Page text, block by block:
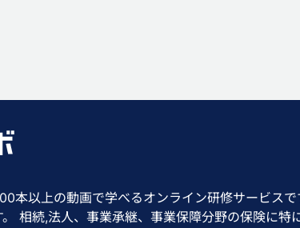
本以上の動画で学べるオンライン研修サービス
相続,法人、事業承継、事業保障分野の保険に特